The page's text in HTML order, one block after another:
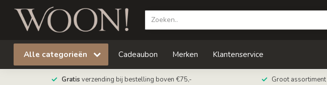
Alle categorieën Cadeaubon Merken Klantenservice
Gratis verzending bij bestelling boven €75,- Groot assortiment